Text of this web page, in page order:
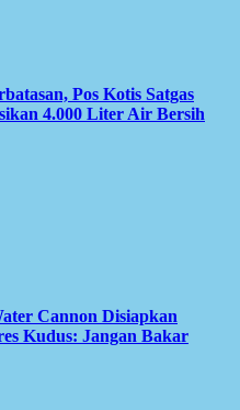
Pos Kotis Satgas
4.000 Liter Air Bersih
Cannon Disiapkan
Kudus: Jangan Bakar